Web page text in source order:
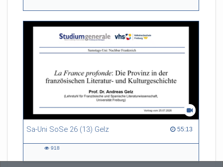
Sa-Uni SoSe 26 (13) Gelz 55:13
55:13 duration
918